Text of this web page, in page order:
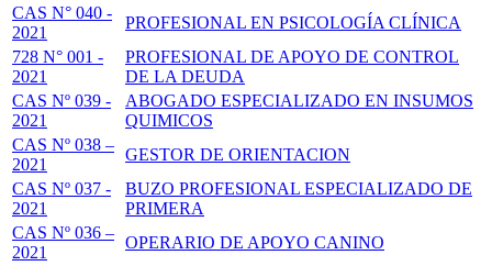
CAS N° 040 -
2021
PROFESIONAL EN PSICOLOGÍA CLÍNICA
728 N° 001 -
2021
PROFESIONAL DE APOYO DE CONTROL
DE LA DEUDA
CAS Nº 039 -
2021
ABOGADO ESPECIALIZADO EN INSUMOS
QUIMICOS
CAS Nº 038 –
2021
GESTOR DE ORIENTACION
CAS Nº 037 -
2021
BUZO PROFESIONAL ESPECIALIZADO DE
PRIMERA
CAS Nº 036 –
2021
OPERARIO DE APOYO CANINO